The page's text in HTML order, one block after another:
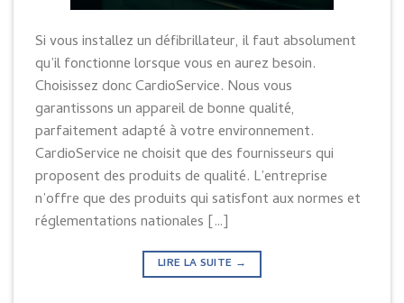
Si vous installez un défibrillateur, il faut absolument
qu’il fonctionne lorsque vous en aurez besoin.
Choisissez donc CardioService. Nous vous
garantissons un appareil de bonne qualité,
parfaitement adapté à votre environnement.
CardioService ne choisit que des fournisseurs qui
proposent des produits de qualité. L’entreprise
n’offre que des produits qui satisfont aux normes et
réglementations nationales […]
LIRE LA SUITE →